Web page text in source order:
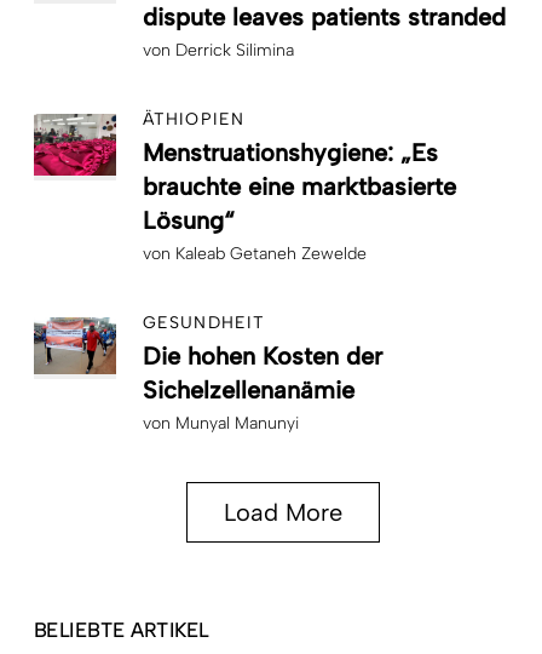
dispute leaves patients stranded
von Derrick Silimina
ÄTHIOPIEN
Menstruationshygiene: „Es
brauchte eine marktbasierte
Lösung“
von Kaleab Getaneh Zewelde
GESUNDHEIT
Die hohen Kosten der
Sichelzellenanämie
von Munyal Manunyi
Load More
BELIEBTE ARTIKEL